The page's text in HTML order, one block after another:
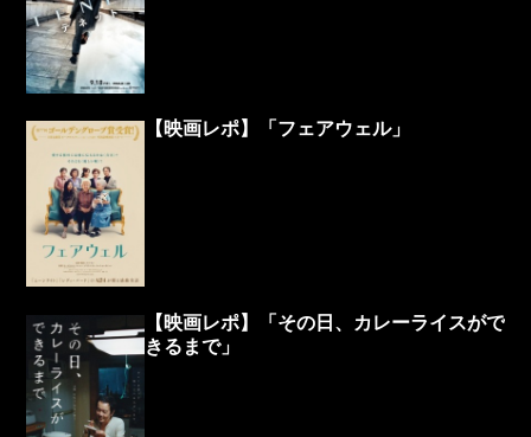
【映画レポ】「フェアウェル」
【映画レポ】「その日、カレーライスがで
きるまで」